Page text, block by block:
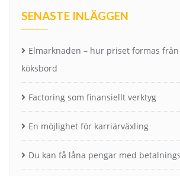
SENASTE INLÄGGEN
Elmarknaden – hur priset formas
köksbord
Factoring som finansiellt verktyg
En möjlighet för karriärväxling
Du kan få låna pengar med